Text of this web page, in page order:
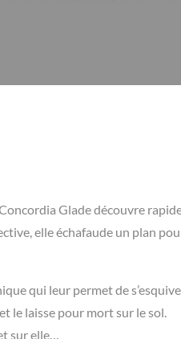
Glade découvre
elle échafaude un plan
qui leur permet de
le laisse pour mort sur le sol.
sur elle…